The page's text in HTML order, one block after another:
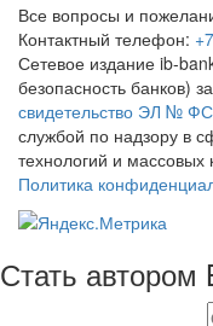
Все вопросы и
Контактный телефон:
Сетевое издание ib-
безопасность банков)
свидетельство ЭЛ №
службой по надзору в
технологий и
Политика
Стать автором